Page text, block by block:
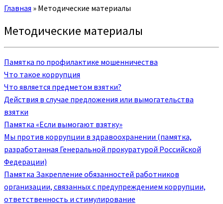
Главная » Методические материалы
Методические материалы
Памятка по профилактике мошенничества
Что такое коррупция
Что является предметом взятки?
Действия в случае предложения или вымогательства
взятки
Памятка «Если вымогают взятку»
Мы против коррупции в здравоохранении (памятка,
разработанная Генеральной прокуратурой Российской
Федерации)
Памятка Закрепление обязанностей работников
организации, связанных с предупреждением коррупции,
ответственность и стимулирование